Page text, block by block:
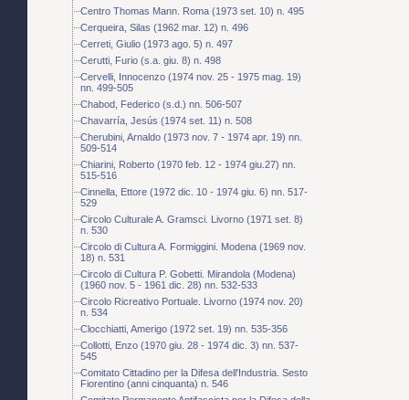
Centro Thomas Mann. Roma (1973 set. 10) n. 495
Cerqueira, Silas (1962 mar. 12) n. 496
Cerreti, Giulio (1973 ago. 5) n. 497
Cerutti, Furio (s.a. giu. 8) n. 498
Cervelli, Innocenzo (1974 nov. 25 - 1975 mag. 19)
nn. 499-505
Chabod, Federico (s.d.) nn. 506-507
Chavarría, Jesús (1974 set. 11) n. 508
Cherubini, Arnaldo (1973 nov. 7 - 1974 apr. 19) nn.
509-514
Chiarini, Roberto (1970 feb. 12 - 1974 giu.27) nn.
515-516
Cinnella, Ettore (1972 dic. 10 - 1974 giu. 6) nn. 517-
529
Circolo Culturale A. Gramsci. Livorno (1971 set. 8)
n. 530
Circolo di Cultura A. Formiggini. Modena (1969 nov.
18) n. 531
Circolo di Cultura P. Gobetti. Mirandola (Modena)
(1960 nov. 5 - 1961 dic. 28) nn. 532-533
Circolo Ricreativo Portuale. Livorno (1974 nov. 20)
n. 534
Clocchiatti, Amerigo (1972 set. 19) nn. 535-356
Collotti, Enzo (1970 giu. 28 - 1974 dic. 3) nn. 537-
545
Comitato Cittadino per la Difesa dell'Industria. Sesto
Fiorentino (anni cinquanta) n. 546